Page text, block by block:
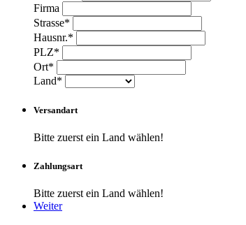
Firma
Strasse*
Hausnr.*
PLZ*
Ort*
Land*
Versandart
Bitte zuerst ein Land wählen!
Zahlungsart
Bitte zuerst ein Land wählen!
Weiter